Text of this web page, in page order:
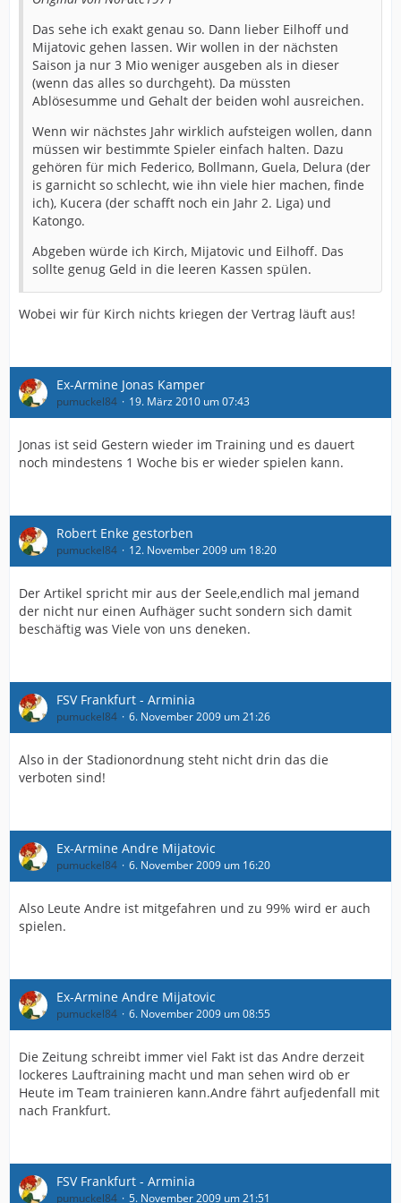
wieder auf den Teammanger schieben. Der hat glaube
ich im Moment genug damit zu tun aus dem Haufen
eine Mannschaft zu formen die irgendwie die Klasse
hält.
und schaut mal in welcher finaziellen Situation sich
unsere Arminia befindet. Wir sind immer noch am
Rande des Abgrunds. Nicht nur sportlich.
Das sehe ich exakt genau so. Dann lieber Eilhoff und
Mijatovic gehen lassen. Wir wollen in der nächsten
Saison ja nur 3 Mio weniger ausgeben als in dieser
(wenn das alles so durchgeht). Da müssten
Ablösesumme und Gehalt der beiden wohl ausreichen.
Wenn wir nächstes Jahr wirklich aufsteigen wollen, dann
müssen wir bestimmte Spieler einfach halten. Dazu
gehören für mich Federico, Bollmann, Guela, Delura (der
is garnicht so schlecht, wie ihn viele hier machen, finde
ich), Kucera (der schafft noch ein Jahr 2. Liga) und
Katongo.
Abgeben würde ich Kirch, Mijatovic und Eilhoff. Das
sollte genug Geld in die leeren Kassen spülen.
Wobei wir für Kirch nichts kriegen der Vertrag läuft aus!
Ex-Armine Jonas Kamper
pumuckel84 19. März 2010 um 07:43
Jonas ist seid Gestern wieder im Training und es dauert
noch mindestens 1 Woche bis er wieder spielen kann.
Robert Enke gestorben
pumuckel84 12. November 2009 um 18:20
Der Artikel spricht mir aus der Seele,endlich mal jemand
der nicht nur einen Aufhäger sucht sondern sich damit
beschäftig was Viele von uns deneken.
FSV Frankfurt - Arminia
pumuckel84 6. November 2009 um 21:26
Also in der Stadionordnung steht nicht drin das die
verboten sind!
Ex-Armine Andre Mijatovic
pumuckel84 6. November 2009 um 16:20
Also Leute Andre ist mitgefahren und zu 99% wird er auch
spielen.
Ex-Armine Andre Mijatovic
pumuckel84 6. November 2009 um 08:55
Die Zeitung schreibt immer viel Fakt ist das Andre derzeit
lockeres Lauftraining macht und man sehen wird ob er
Heute im Team trainieren kann.Andre fährt aufjedenfall mit
nach Frankfurt.
FSV Frankfurt - Arminia
pumuckel84 5. November 2009 um 21:51